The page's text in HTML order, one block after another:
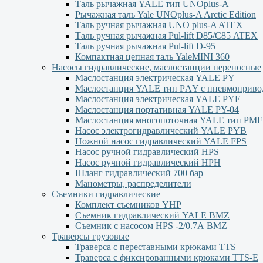
Таль рычажная YALE тип UNOplus-A
Рычажная таль Yale UNOplus-A Arctic Edition
Таль ручная рычажная UNO plus-A ATEX
Таль ручная рычажная Pul-lift D85/С85 ATEX
Таль ручная рычажная Pul-lift D-95
Компактная цепная таль YaleMINI 360
Насосы гидравлические, маслостанции переносные
Маслостанция электрическая YALE PY
Маслостанция YALE тип PАY с
Маслостанция электрическая YALE PYЕ
Маслостанция портативная YALE PY-04
Маслостанция многопоточная YALE тип PMF
Насос электрогидравлический YALE PYB
Ножной насос гидравлический YALE FPS
Насос ручной гидравлический HPS
Насос ручной гидравлический HPН
Шланг гидравлический 700 бар
Манометры, распределители
Съемники гидравлические
Комплект съемников YHP
Съемник гидравлический YALE BMZ
Съемник с насосом HPS -2/0.7А BMZ
Траверсы грузовые
Траверса с переставными крюками TTS
Траверса с фиксированными крюками TTS-Е